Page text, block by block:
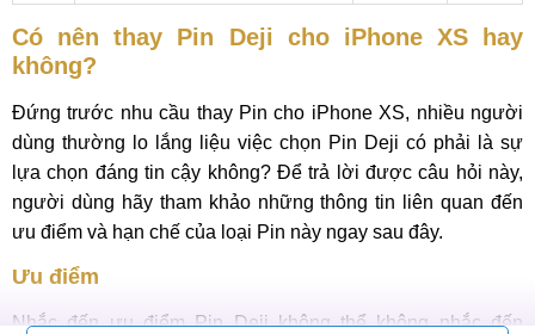
Có nên thay Pin Deji cho iPhone XS hay
không?
Đứng trước nhu cầu thay Pin cho iPhone XS, nhiều người
dùng thường lo lắng liệu việc chọn Pin Deji có phải là sự
lựa chọn đáng tin cậy không? Để trả lời được câu hỏi này,
người dùng hãy tham khảo những thông tin liên quan đến
ưu điểm và hạn chế của loại Pin này ngay sau đây.
Ưu điểm
Nhắc đến ưu điểm Pin Deji không thể không nhắc đến